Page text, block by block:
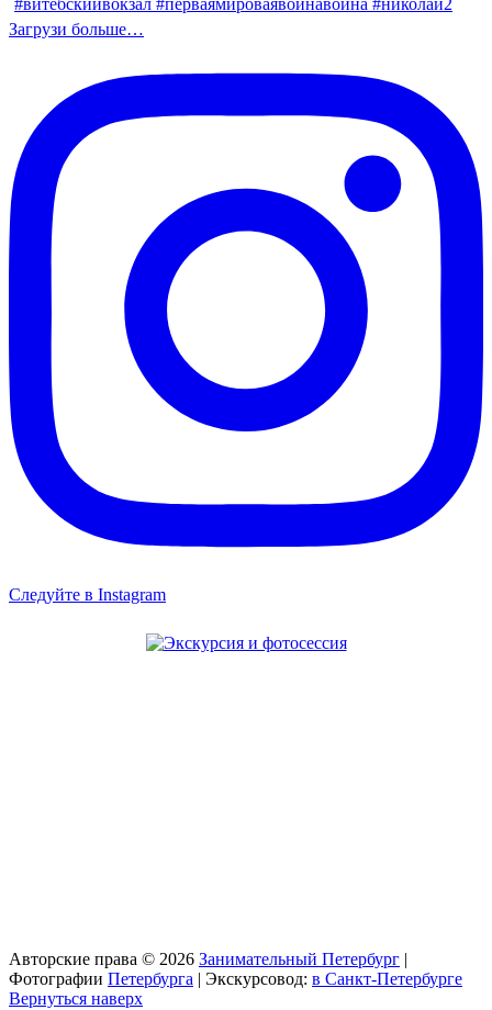
Загрузи больше…
Следуйте в Instagram
Авторские права © 2026 Занимательный Петербург |
Фотографии Петербурга | Экскурсовод: в Санкт-Петербурге
Вернуться наверх